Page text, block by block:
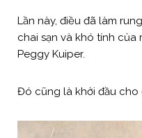
Lần này, điều đã làm
chai sạn và khó tính
Peggy Kuiper.
Đó cũng là khởi đầu cho